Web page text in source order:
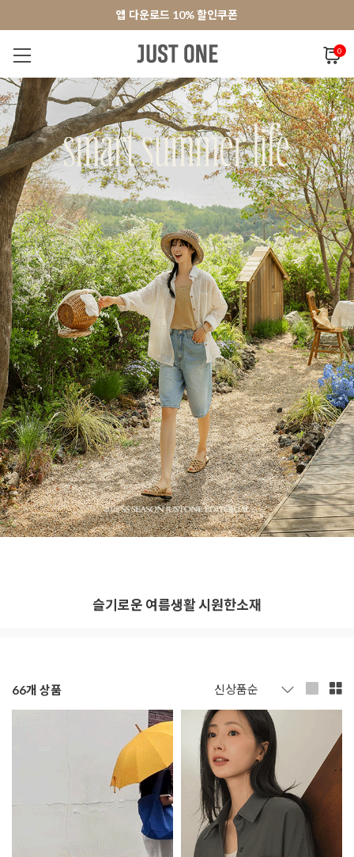
앱 다운로드 10% 할인쿠폰
회원가입 쿠폰 3000원
앱 다운로드 10% 할인쿠폰
회원가입 쿠폰 3000원
0
NEW 7% BEST 오늘출발 MADE . J 상의 팬츠 아
슬기로운 여름생활 시원한소재
66개 상품